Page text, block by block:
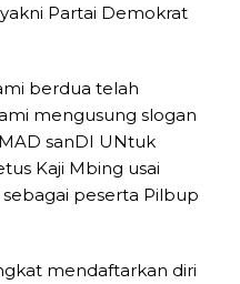
Partai Demokrat
berdua telah
mengusung slogan
sanDI UNtuk
Kaji Mbing usai
peserta Pilbup
mendaftarkan diri